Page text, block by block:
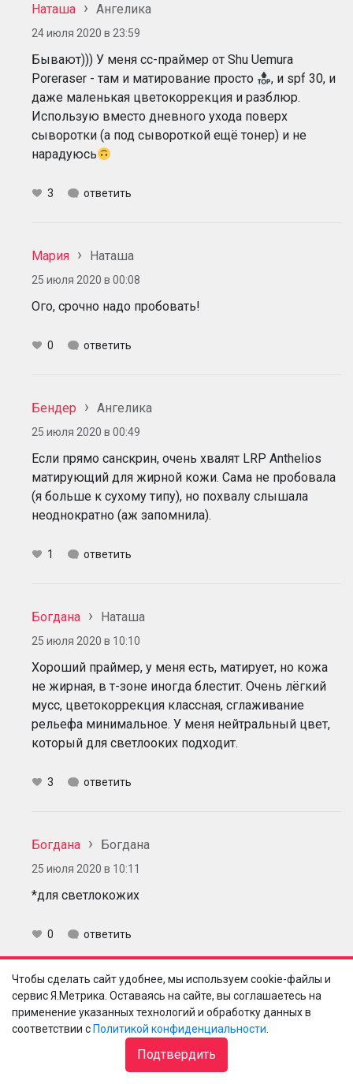
Наташа Ангелика
24 июля 2020 в 23:59
Бывают))) У меня cc-праймер от Shu Uemura
Poreraser - там и матирование просто
, и spf 30, и
даже маленькая цветокоррекция и разблюр.
Использую вместо дневного ухода поверх
сыворотки (а под сывороткой ещё тонер) и не
нарадуюсь
3 ответить
Мария Наташа
25 июля 2020 в 00:08
Ого, срочно надо пробовать!
0 ответить
Бендер Ангелика
25 июля 2020 в 00:49
Если прямо санскрин, очень хвалят LRP Anthelios
матирующий для жирной кожи. Сама не пробовала
(я больше к сухому типу), но похвалу слышала
неоднократно (аж запомнила).
1 ответить
Богдана Наташа
25 июля 2020 в 10:10
Хороший праймер, у меня есть, матирует, но кожа
не жирная, в т-зоне иногда блестит. Очень лёгкий
мусс, цветокоррекция классная, сглаживание
рельефа минимальное. У меня нейтральный цвет,
который для светлооких подходит.
3 ответить
Богдана Богдана
25 июля 2020 в 10:11
*для светлокожих
0 ответить
Анастасия Ангелика
27 июля 2020 в 08:55
Мне очень нравится SVR матирующий SPF 50. Кожа
бархатная, в течение дня не блестит. На пляже не
Чтобы сделать сайт удобнее, мы используем cookie-файлы и
сервис Я.Метрика. Оставаясь на сайте, вы соглашаетесь на
применение указанных технологий и обработку данных в
соответствии с Политикой конфиденциальности
Подтвердить